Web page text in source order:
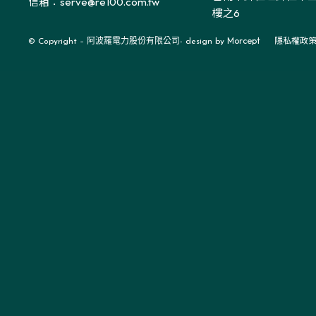
樓之6
© Copyright – 阿波羅電力股份有限公司- design by Morcept 隱私權政